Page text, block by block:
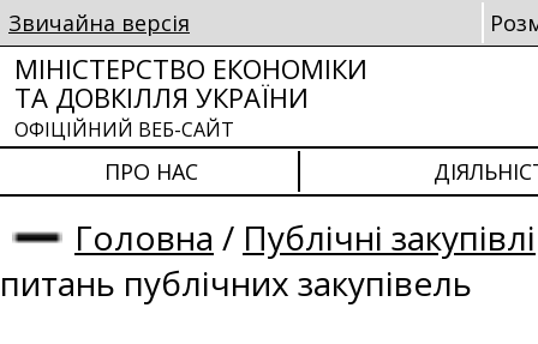
Звичайна версія
МІНІСТЕРСТВО ЕКОНОМІКИ
ТА ДОВКІЛЛЯ УКРАЇНИ
ОФІЦІЙНИЙ ВЕБ-САЙТ
ПРО НАС
Головна / Публічні закупівлі
питань публічних закупівель